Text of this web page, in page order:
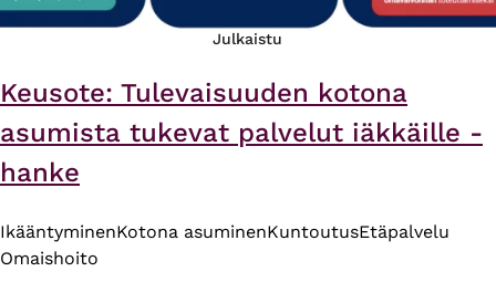
Julkaistu
Keusote: Tulevaisuuden kotona
asumista tukevat palvelut iäkkäille -
hanke
IkääntyminenKotona asuminenKuntoutusEtäpalvelu
Omaishoito